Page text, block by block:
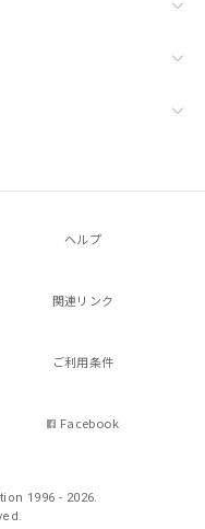
ヘルプ
関連リンク
ご利用条件
Facebook
1996 - 2026.